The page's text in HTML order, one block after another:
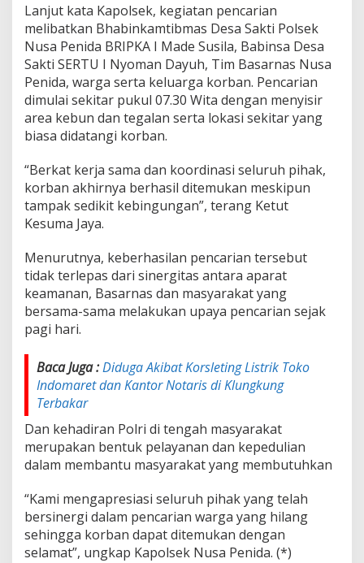
n
Lanjut kata Kapolsek, kegiatan pencarian
melibatkan Bhabinkamtibmas Desa Sakti Polsek
Nusa Penida BRIPKA I Made Susila, Babinsa Desa
Sakti SERTU I Nyoman Dayuh, Tim Basarnas Nusa
Penida, warga serta keluarga korban. Pencarian
dimulai sekitar pukul 07.30 Wita dengan menyisir
area kebun dan tegalan serta lokasi sekitar yang
biasa didatangi korban.
“Berkat kerja sama dan koordinasi seluruh pihak,
korban akhirnya berhasil ditemukan meskipun
tampak sedikit kebingungan”, terang Ketut
Kesuma Jaya.
Menurutnya, keberhasilan pencarian tersebut
tidak terlepas dari sinergitas antara aparat
keamanan, Basarnas dan masyarakat yang
bersama-sama melakukan upaya pencarian sejak
pagi hari.
Baca Juga :Diduga Akibat Korsleting Listrik Toko
Indomaret dan Kantor Notaris di Klungkung
Terbakar
Dan kehadiran Polri di tengah masyarakat
merupakan bentuk pelayanan dan kepedulian
dalam membantu masyarakat yang membutuhkan
“Kami mengapresiasi seluruh pihak yang telah
bersinergi dalam pencarian warga yang hilang
sehingga korban dapat ditemukan dengan
selamat”, ungkap Kapolsek Nusa Penida. (*)